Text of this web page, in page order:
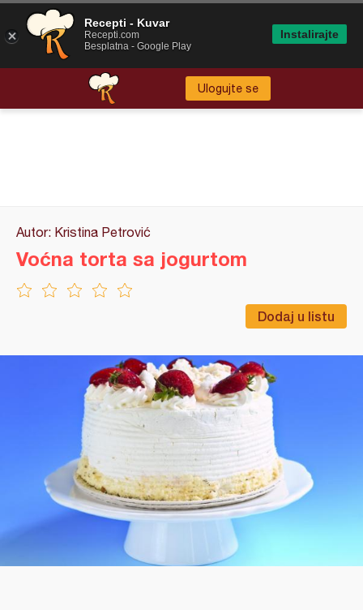
Ulogujte se
Autor: Kristina Petrović
Dodaj u listu
Voćna torta sa jogurtom
Recepti - Kuvar
Recepti.com
Besplatna - Google Play
Instalirajte